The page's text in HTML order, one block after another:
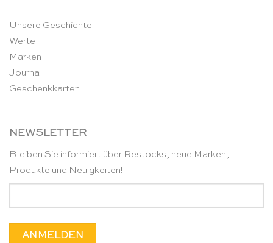
Unsere Geschichte
Werte
Marken
Journal
Geschenkkarten
NEWSLETTER
Bleiben Sie informiert über Restocks, neue Marken,
Produkte und Neuigkeiten!